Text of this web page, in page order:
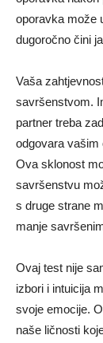
oporavka može
dugoročno čini
Vaša
savršenstvom.
partner treba
odgovara vašim
Ova sklonost
savršenstvu
s druge strane
manje
Ovaj test nije
izbori i intuicija
svoje emocije.
naše ličnosti